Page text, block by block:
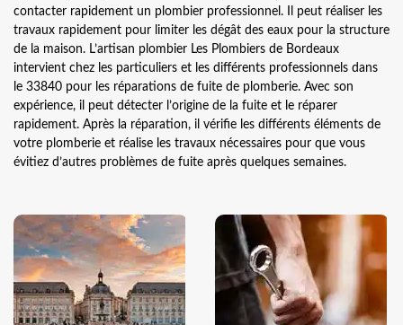
contacter rapidement un plombier professionnel. Il peut réaliser les
travaux rapidement pour limiter les dégât des eaux pour la structure
de la maison. L’artisan plombier Les Plombiers de Bordeaux
intervient chez les particuliers et les différents professionnels dans
le 33840 pour les réparations de fuite de plomberie. Avec son
expérience, il peut détecter l’origine de la fuite et le réparer
rapidement. Après la réparation, il vérifie les différents éléments de
votre plomberie et réalise les travaux nécessaires pour que vous
évitiez d’autres problèmes de fuite après quelques semaines.